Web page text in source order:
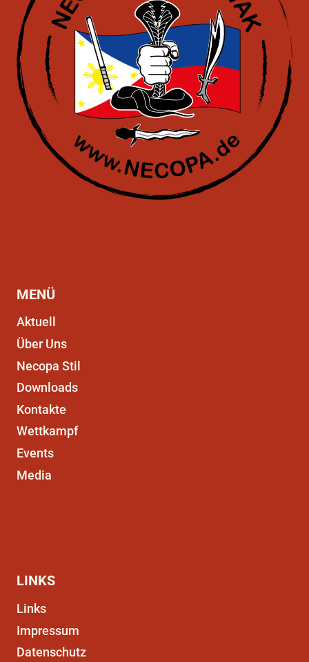
MENÜ
Aktuell
Über Uns
Necopa Stil
Downloads
Kontakte
Wettkampf
Events
Media
LINKS
Links
Impressum
Datenschutz